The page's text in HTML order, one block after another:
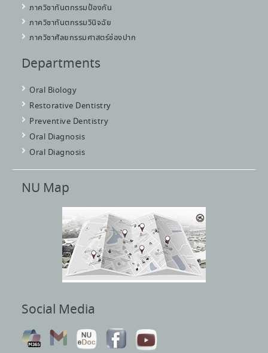
ภาควิชาทันตกรรมป้องกัน
ภาควิชาทันตกรรมวินิจฉัย
ภาควิชาศัลยกรรมศาสตร์ช่องปาก
Departments
Oral Biology
Restorative Dentistry
Preventive Dentistry
Oral Diagnosis
Oral Diagnosis
NU Map
Social Media